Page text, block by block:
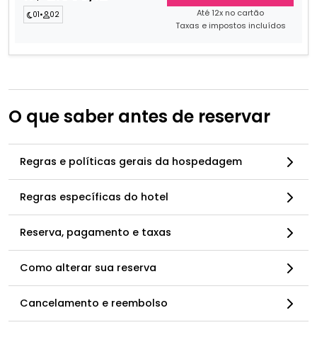
01• 02
Até 12x no cartão
Taxas e impostos incluídos
O que saber antes de reservar
Regras e políticas gerais da hospedagem
Regras específicas do hotel
Reserva, pagamento e taxas
Como alterar sua reserva
Cancelamento e reembolso